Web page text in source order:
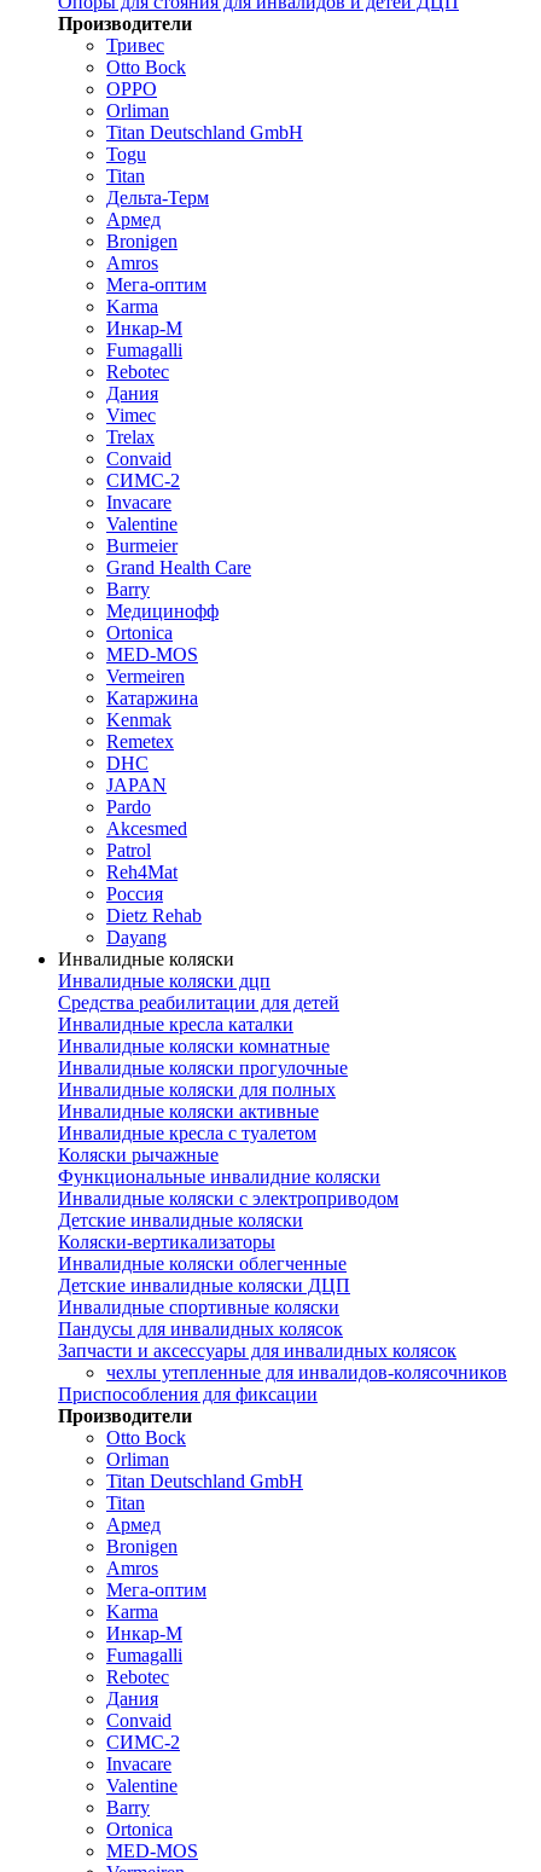
Производители
Тривес
Otto Bock
OPPO
Orliman
Titan Deutschland GmbH
Togu
Titan
Дельта-Терм
Армед
Bronigen
Amros
Мега-оптим
Karma
Инкар-М
Fumagalli
Rebotec
Дания
Vimec
Trelax
Convaid
СИМС-2
Invacare
Valentine
Burmeier
Grand Health Care
Barry
Медицинофф
Ortonica
MED-MOS
Vermeiren
Катаржина
Kenmak
Remetex
DHC
JAPAN
Pardo
Akcesmed
Patrol
Reh4Mat
Россия
Dietz Rehab
Dayang
Инвалидные коляски
Инвалидные коляски дцп
Средства реабилитации для детей
Инвалидные кресла каталки
Инвалидные коляски комнатные
Инвалидные коляски прогулочные
Инвалидные коляски для полных
Инвалидные коляски активные
Инвалидные кресла с туалетом
Коляски рычажные
Функциональные инвалидние коляски
Инвалидные коляски с электроприводом
Детские инвалидные коляски
Коляски-вертикализаторы
Инвалидные коляски облегченные
Детские инвалидные коляски ДЦП
Инвалидные спортивные коляски
Пандусы для инвалидных колясок
Запчасти и аксессуары для инвалидных колясок
чехлы утепленные для инвалидов-колясочников
Приспособления для фиксации
Производители
Otto Bock
Orliman
Titan Deutschland GmbH
Titan
Армед
Bronigen
Amros
Мега-оптим
Karma
Инкар-М
Fumagalli
Rebotec
Дания
Convaid
СИМС-2
Invacare
Valentine
Barry
Ortonica
MED-MOS